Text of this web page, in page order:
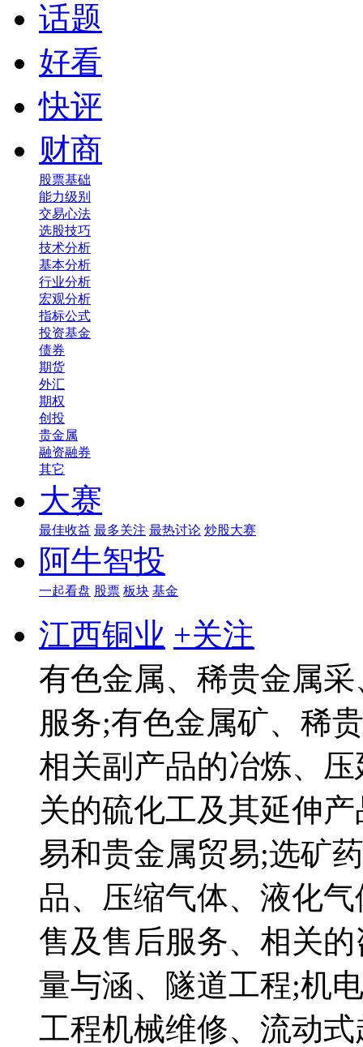
话题
好看
快评
财商
股票基础
能力级别
交易心法
选股技巧
技术分析
基本分析
行业分析
宏观分析
指标公式
投资基金
债券
期货
外汇
期权
创投
贵金属
融资融券
其它
大赛
最佳收益 最多关注 最热讨论 炒股大赛
阿牛智投
一起看盘 股票 板块 基金
江西铜业 +关注
有色金属、稀贵金属
服务;有色金属矿、稀
相关副产品的冶炼、
关的硫化工及其延伸
易和贵金属贸易;选矿
品、压缩气体、液化
售及售后服务、相关
量与涵、隧道工程;机
工程机械维修、流动